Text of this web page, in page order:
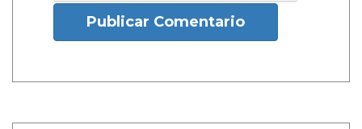
Publicar Comentario